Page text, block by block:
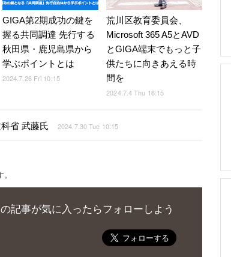
GIGA第2期成功の鍵を
握る共同調達 先行する
秋田県・鹿児島県から
学ぶポイントとは
2024.7.26 Fri 10:15
荒川区教育委員会、
Microsoft 365 A5とAVD
とGIGA端末でもっと子
供たちに向きあえる時
間を
2024.7.4 Thu 16:15
省 武藤氏 2024.7.30 Tue 10:15
記事が気に入ったらフォローしよう